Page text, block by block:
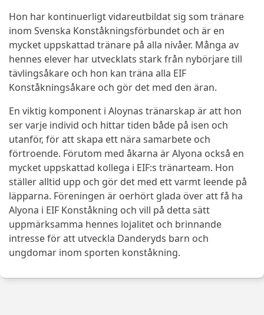
Hon har kontinuerligt vidareutbildat sig som tränare
inom Svenska Konståkningsförbundet och är en
mycket uppskattad tränare på alla nivåer. Många av
hennes elever har utvecklats stark från nybörjare till
tävlingsåkare och hon kan träna alla EIF
Konståkningsåkare och gör det med den äran.
En viktig komponent i Aloynas tränarskap är att hon
ser varje individ och hittar tiden både på isen och
utanför, för att skapa ett nära samarbete och
förtroende. Förutom med åkarna är Alyona också en
mycket uppskattad kollega i EIF:s tränarteam. Hon
ställer alltid upp och gör det med ett varmt leende på
läpparna. Föreningen är oerhört glada över att få ha
Alyona i EIF Konståkning och vill på detta sätt
uppmärksamma hennes lojalitet och brinnande
intresse för att utveckla Danderyds barn och
ungdomar inom sporten konståkning.